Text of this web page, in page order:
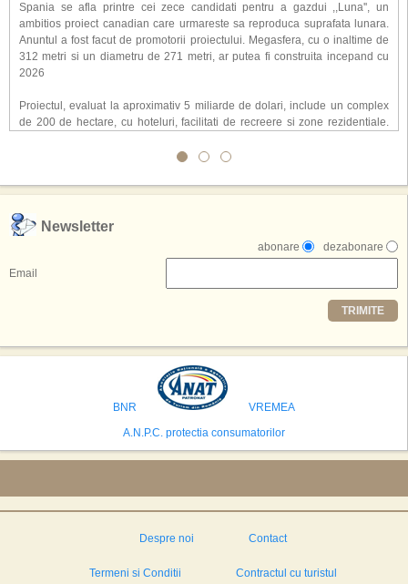
Spania se afla printre cei zece candidati pentru a gazdui ,,Luna'', un
ambitios proiect canadian care urmareste sa reproduca suprafata lunara.
Anuntul a fost facut de promotorii proiectului. Megasfera, cu o inaltime de
312 metri si un diametru de 271 metri, ar putea fi construita incepand cu
2026
Proiectul, evaluat la aproximativ 5 miliarde de dolari, include un complex
de 200 de hectare, cu hoteluri, facilitati de recreere si zone rezidentiale.
atragerea a pana la 10 milioane de turisti anual. �Luna� ar putea deveni
exclusiv simularea suprafetei lunare.
,,Credem ca exista sanse mari sa anuntam nu doar o locatie, ci poate mai
multe'', a declarat Michael R. Henderson, cofondator al Moon World
Resorts, citat de Gulf News. Potrivit acestuia, 2026 ar putea deveni un an
decisiv pentru reali zarea proiectului.
Printre celelalte tari care concureaza pentru a gazdui aceasta constructie
se numara Australia, Brazilia, China, Egipt, India, Polonia, Thailanda,
avea cele mai mari sanse de a castiga licitatia. Totusi, Spania, care se
preconizeaza ca va deveni a doua cea mai vizitata tara din lume in 2025,
isi bazeaza oferta pe infrastructura turistica solida si capacitatea hoteliera."
Newsletter
dezabonare
abonare
Email
TRIMITE
BNR
VREMEA
A.N.P.C. protectia consumatorilor
Despre noi Contact
Termeni si Conditii Contractul cu turistul